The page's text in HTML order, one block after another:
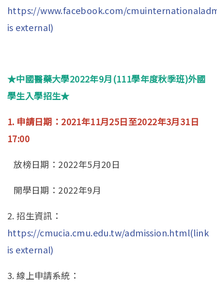
https://www.facebook.com/
is external)
★中國醫藥大學2022年9月(111學年度秋季班)外國
學生入學招生★
1. 申請日期：2021年11月25日至2022年3月31日
17:00
放榜日期：2022年5月20日
開學日期：2022年9月
2. 招生資訊：
https://cmucia.cmu.edu.tw/admission.html(link
is external)
3. 線上申請系統：